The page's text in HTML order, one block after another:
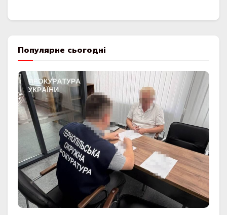
Популярне сьогодні